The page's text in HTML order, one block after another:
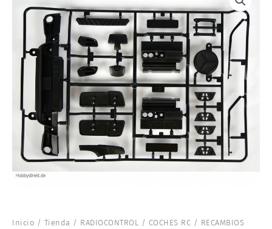
Inicio / Tienda / RADIOCONTROL / COCHES RC / RECAMBIOS